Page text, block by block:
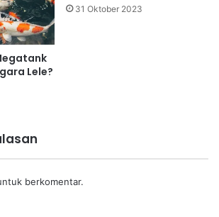
Lele?
31 Oktober 2023
berkomentar.